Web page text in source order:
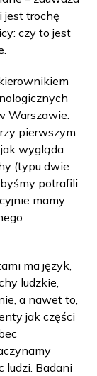
jest trochę
czy to jest
Warszawie.
pierwszym
wygląda
(typu dwie
potrafili
mamy
ma język,
ludzkie,
a nawet to,
jak części
ludzi. Badani